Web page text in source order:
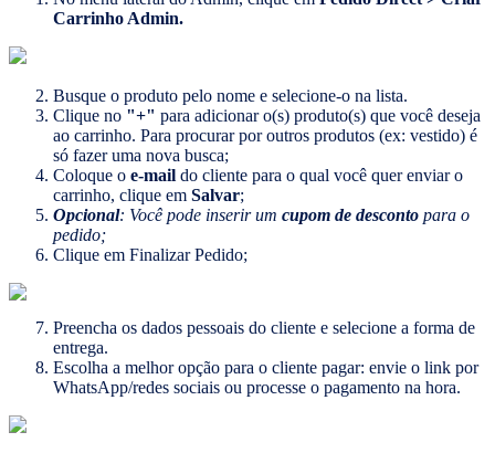
Carrinho Admin.
Busque o produto pelo nome e selecione-o na lista.
Clique no "+" para adicionar o(s) produto(s) que você deseja
ao carrinho. Para procurar por outros produtos (ex: vestido) é
só fazer uma nova busca;
Coloque o e-mail do cliente para o qual você quer enviar o
carrinho, clique em Salvar;
Opcional: Você pode inserir um cupom de desconto para o
pedido;
Clique em Finalizar Pedido;
Preencha os dados pessoais do cliente e selecione a forma de
entrega.
Escolha a melhor opção para o cliente pagar: envie o link por
WhatsApp/redes sociais ou processe o pagamento na hora.